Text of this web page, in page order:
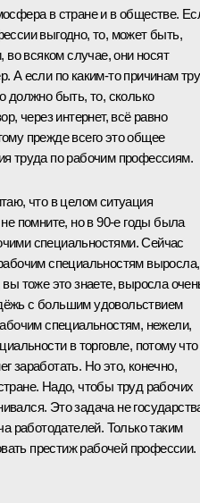
в стране и в обществе.
выгодно, то, может быть,
во всяком случае, они носят
А если по каким‑то причинам
должно быть, то, сколько
через интернет, всё равно
прежде всего это общее
труда по рабочим профессиям.
что в целом ситуация
помните, но в 90-е годы была
специальностями. Сейчас
специальностям выросла,
тоже это знаете, выросла
с большим удовольствием
специальностям, нежели,
в торговле, потому что
заработать. Но это, конечно,
Надо, чтобы труд рабочих
Это задача не
работодателей. Только таким
престиж рабочей профессии.